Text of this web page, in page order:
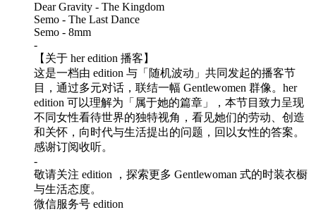
Dear Gravity - The Kingdom
Semo - The Last Dance
Semo - 8mm
-
【关于 her edition 播客】
这是一档由 edition 与「随机波动」共同发起的播客节
目，通过多元对话，联结一幅 Gentlewomen 群像。her
edition 可以理解为「属于她的篇章」，本节目致力呈现
不同女性看待世界的独特视角，看见她们的劳动、创造
和关怀，向时代与生活提出的问题，回以女性的答案。
感谢订阅收听。
-
敬请关注 edition ，探索更多 Gentlewoman 式的时装衣橱
与生活态度。
微信服务号 edition